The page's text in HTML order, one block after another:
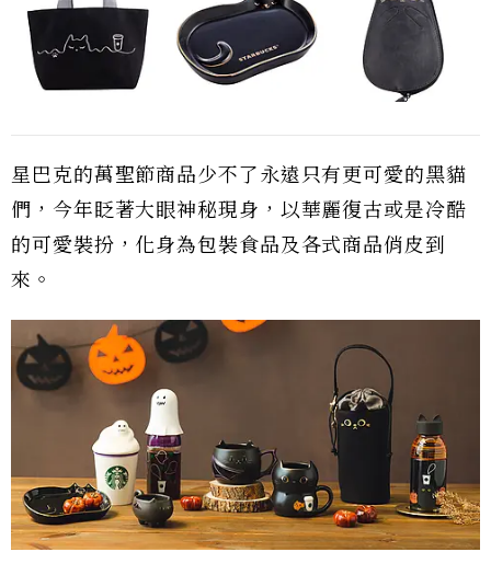
星巴克的萬聖節商品少不了永遠只有更可愛的黑貓
們，今年眨著大眼神秘現身，以華麗復古或是冷酷
的可愛裝扮，化身為包裝食品及各式商品俏皮到
來。